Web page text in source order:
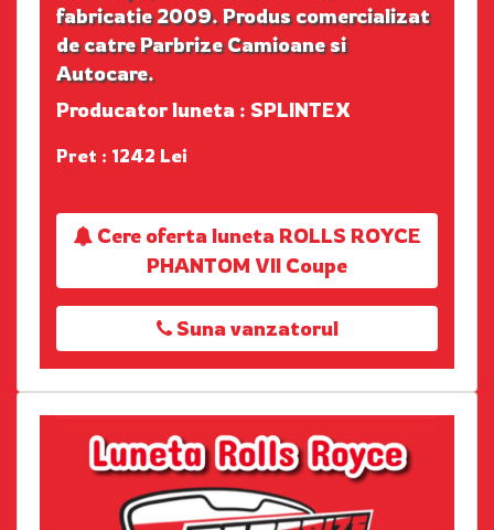
fabricatie 2009. Produs comercializat
de catre Parbrize Camioane si
Autocare.
Producator luneta : SPLINTEX
Pret : 1242 Lei
Cere oferta luneta ROLLS ROYCE
PHANTOM VII Coupe
Suna vanzatorul